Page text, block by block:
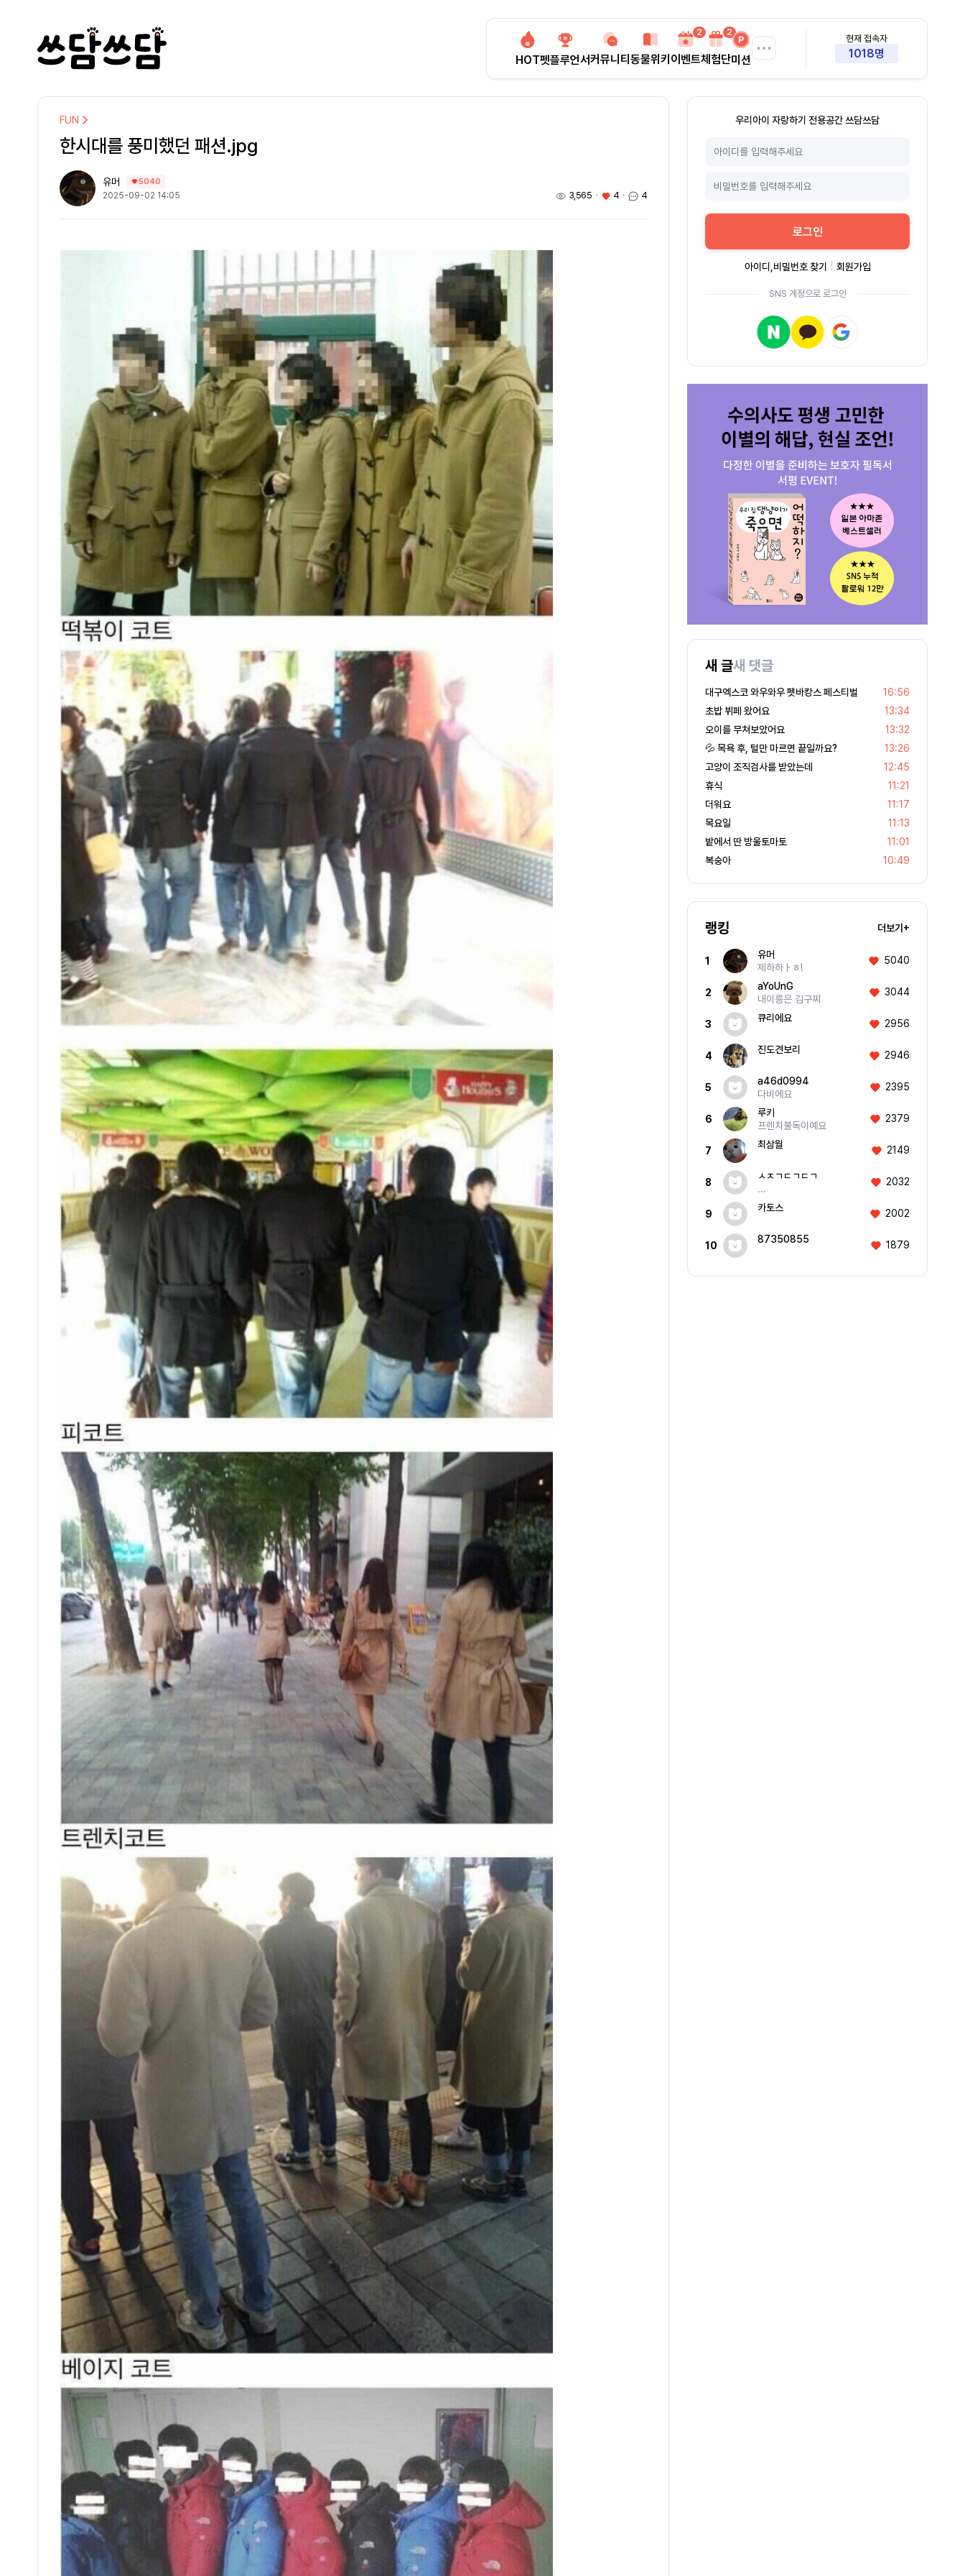
HOT펫플루언서커뮤니티 동물위키 이벤트
2
체험단
2
미션
현재 접속자
1018명
FUN
한시대를 풍미했던 패션.jpg
유머 5040
2025-09-02 14:05 3,565 ㆍ 4 ㆍ 4
우리아이 자랑하기 전용공간 쓰담쓰담
로그인
아이디,비밀번호 찾기 회원가입
SNS 계정으로 로그인
새 글새 댓글
대구엑스코 와우와우 펫바캉스 페스티벌
16:56
초밥 뷔페 왔어요
13:34
오이를 무쳐보았어요
13:32
💦 목욕 후, 털만 마르면 끝일까요?
13:26
고양이 조직검사를 받았는데
12:45
휴식
11:21
더워요
11:17
목요일
11:13
밭에서 딴 방울토마토
11:01
복숭아
10:49
랭킹 더보기+
1
유머
제하하ㅏㅎ!
5040
2
aYoUnG
내이름은 김구찌
3044
3
큐리에요 2956
4
진도견보리 2946
5
a46d0994
다비에요
2395
6
루키
프렌치불독이예요
2379
7
최삼월 2149
8
ㅅㅈㄱㄷㄱㄷㄱ
...
2032
9
카토스 2002
10
87350855 1879